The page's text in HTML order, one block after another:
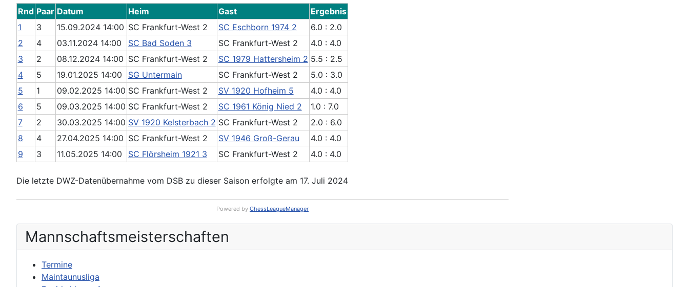
Mannschafts­meisterschaften
Termine
Maintaunusliga
Rnd Paar Datum Heim Gast
Ergebnis
1
3 15.09.2024 14:00 SC Frankfurt-West 2 SC Eschborn 1974 2
6.0 : 2.0
2
4 03.11.2024 14:00 SC Bad Soden 3 SC Frankfurt-West 2
4.0 : 4.0
3
2 08.12.2024 14:00 SC Frankfurt-West 2 SC 1979 Hattersheim 2 5.5 : 2.5
4
5 19.01.2025 14:00 SG Untermain SC Frankfurt-West 2
5.0 : 3.0
5
1 09.02.2025 14:00 SC Frankfurt-West 2 SV 1920 Hofheim 5
4.0 : 4.0
6
5 09.03.2025 14:00 SC Frankfurt-West 2 SC 1961 König Nied 2
1.0 : 7.0
7
2 30.03.2025 14:00 SV 1920 Kelsterbach 2 SC Frankfurt-West 2
2.0 : 6.0
8
4 27.04.2025 14:00 SC Frankfurt-West 2 SV 1946 Groß-Gerau
4.0 : 4.0
9
3 11.05.2025 14:00 SC Flörsheim 1921 3 SC Frankfurt-West 2 4.0 : 4.0
Die letzte DWZ-Datenübernahme vom DSB zu dieser Saison erfolgte am 17. Juli 2024
Powered by ChessLeagueManager